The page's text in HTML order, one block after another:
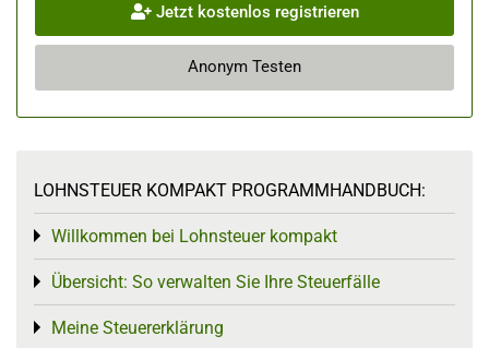
Jetzt kostenlos registrieren
Anonym Testen
LOHNSTEUER KOMPAKT PROGRAMMHANDBUCH:
Willkommen bei Lohnsteuer kompakt
Toggle menu
Übersicht: So verwalten Sie Ihre Steuerfälle
Toggle menu
Meine Steuererklärung
Toggle menu